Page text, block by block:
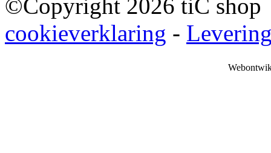
©Copyright 2026 tiC
cookieverklaring -